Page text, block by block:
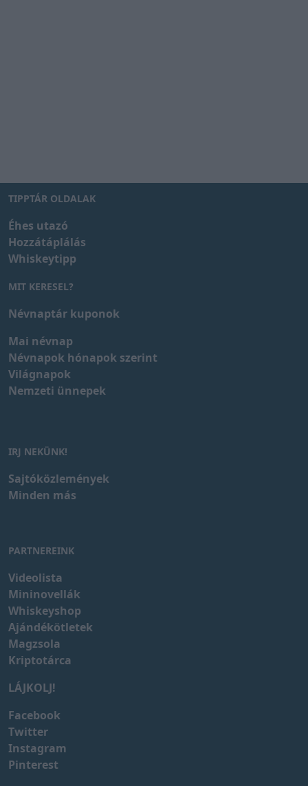
TIPPTÁR OLDALAK
Éhes utazó
Hozzátáplálás
Whiskeytipp
MIT KERESEL?
Névnaptár kuponok
Mai névnap
Névnapok hónapok szerint
Világnapok
Nemzeti ünnepek
IRJ NEKÜNK!
Sajtóközlemények
Minden más
PARTNEREINK
Videolista
Mininovellák
Whiskeyshop
Ajándékötletek
Magzsola
Kriptotárca
LÁJKOLJ!
Facebook
Twitter
Instagram
Pinterest